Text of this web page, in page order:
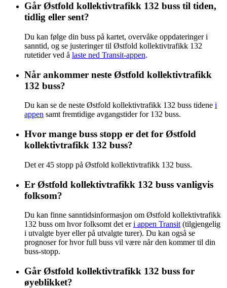
Går Østfold kollektivtrafikk 132 buss til tiden,
tidlig eller sent?
Du kan følge din buss på kartet, overvåke oppdateringer i
sanntid, og se justeringer til Østfold kollektivtrafikk 132
rutetider ved å laste ned Transit-appen.
Når ankommer neste Østfold kollektivtrafikk
132 buss?
Du kan se de neste Østfold kollektivtrafikk 132 buss tidene i
appen samt fremtidige avgangstider for 132 buss.
Hvor mange buss stopp er det for Østfold
kollektivtrafikk 132 buss?
Det er 45 stopp på Østfold kollektivtrafikk 132 buss.
Er Østfold kollektivtrafikk 132 buss vanligvis
folksom?
Du kan finne sanntidsinformasjon om Østfold kollektivtrafikk
132 buss om hvor folksomt det eri appen Transit (tilgjengelig
i utvalgte byer eller på utvalgte turer). Du kan også se
prognoser for hvor full buss vil være når den kommer til din
buss-stopp.
Går Østfold kollektivtrafikk 132 buss for
øyeblikket?